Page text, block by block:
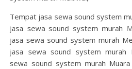
Tempat jasa sewa sound system
jasa sewa sound system murah
jasa sewa sound system murah
jasa sewa sound system murah
sewa sound system murah